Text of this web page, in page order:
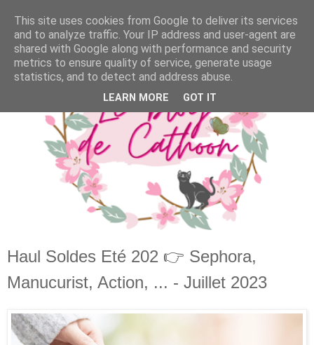
Haul Soldes Eté 202 👉 Sephora,
Manucurist, Action, ... - Juillet 2023
This site uses cookies from Google to deliver its services
and to analyze traffic. Your IP address and user-agent are
shared with Google along with performance and security
metrics to ensure quality of service, generate usage
statistics, and to detect and address abuse.
LEARN MORE GOT IT